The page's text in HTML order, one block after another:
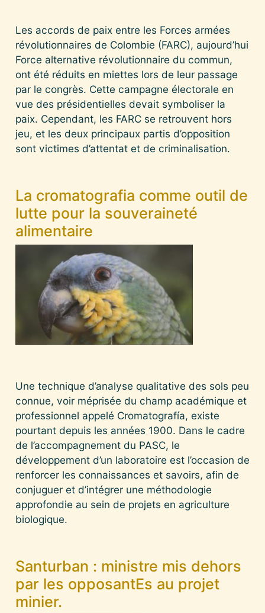
Les accords de paix entre les Forces armées
révolutionnaires de Colombie (FARC), aujourd’hui
Force alternative révolutionnaire du commun,
ont été réduits en miettes lors de leur passage
par le congrès. Cette campagne électorale en
vue des présidentielles devait symboliser la
paix. Cependant, les FARC se retrouvent hors
jeu, et les deux principaux partis d’opposition
sont victimes d’attentat et de criminalisation.
La cromatografia comme outil de
lutte pour la souveraineté
alimentaire
Une technique d’analyse qualitative des sols peu
connue, voir méprisée du champ académique et
professionnel appelé Cromatografía, existe
pourtant depuis les années 1900. Dans le cadre
de l’accompagnement du PASC, le
développement d’un laboratoire est l’occasion de
renforcer les connaissances et savoirs, afin de
conjuguer et d’intégrer une méthodologie
approfondie au sein de projets en agriculture
biologique.
Santurban : ministre mis dehors
par les opposantEs au projet
minier.